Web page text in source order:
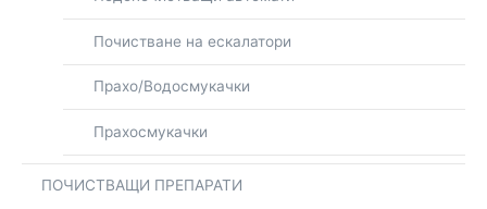
Почистване на ескалатори
Прахо/Водосмукачки
Прахосмукачки
ПОЧИСТВАЩИ ПРЕПАРАТИ